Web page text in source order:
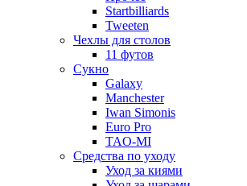
Startbilliards
Tweeten
Чехлы для столов
11 футов
Сукно
Galaxy
Manchester
Iwan Simonis
Euro Pro
TAO-MI
Средства по уходу
Уход за киями